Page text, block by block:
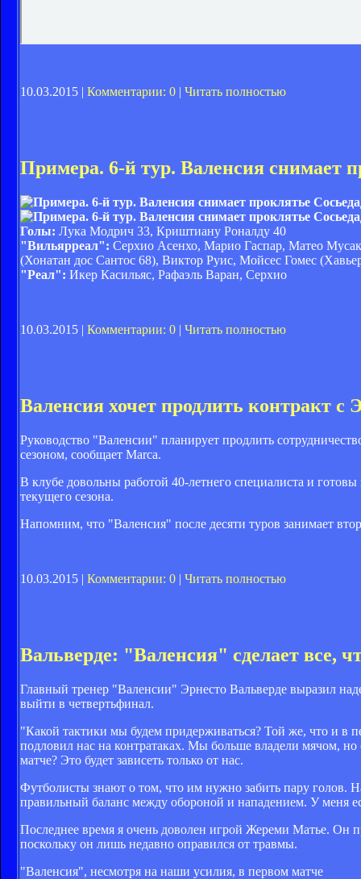
10.03.2015 | Комментарии: 0 | Читать полностью
Примера. 6-й тур. Валенсия снимает
Голы: Лука Модрич 33, Криштиану Роналду 40
"Вильярреал": Серхио Асенхо, Марио Гаспар, Матео
(Хонатан дос Сантос 68), Виктор Руис, Мойсес Гомес
"Реал": Икер Касильяс, Рафаэль Варан, Серхио
10.03.2015 | Комментарии: 0 | Читать полностью
Валенсия хочет продлить контракт
Руководство "Валенсии" планирует продлить
сезоном, сообщает Marca.
В клубе довольны работой 40-летнего специалиста и
текущего сезона.
Напомним, что "Валенсия" после десяти туров занимает
10.03.2015 | Комментарии: 0 | Читать полностью
Вальверде: "Валенсия" сделает все,
Главный тренер "Валенсии" Эрнесто Вальверде выразил
выйти в четвертьфинал.
"Какой тактики мы будем придерживаться? Той же, что и в
подловил нас на контратаках. Мы больше владели мячом,
матче? Это будет зависеть только от нас.
Футболисты знают о том, что им нужно забить пару голов.
правильный баланс между обороной и нападением. У меня
Последнее время я очень доволен игрой Жереми Матье. Он
поскольку он лишь недавно оправился от травмы.
"Валенсия", несмотря на наши усилия, в первом матче